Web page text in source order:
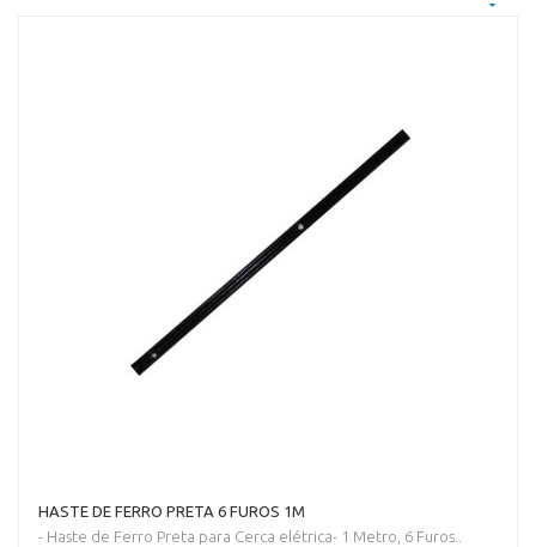
HASTE DE FERRO PRETA 6 FUROS 1M
- Haste de Ferro Preta para Cerca elétrica- 1 Metro, 6 Furos..